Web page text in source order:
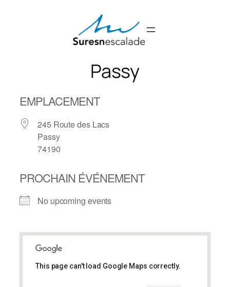
Passy
EMPLACEMENT
245 Route des Lacs
Passy
74190
PROCHAIN ÉVÉNEMENT
No upcoming events
This page can't load Google Maps correctly.